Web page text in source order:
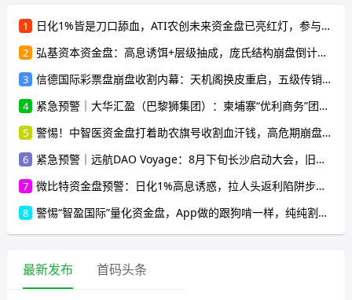
1 日化1%皆是刀口舔血，ATI农创未来资金盘已亮红灯，参与者速离！
2 弘基资本资金盘：高息诱饵+层级抽成，庞氏结构崩盘倒计时，受害者遍布全国
3 信德国际彩票盘崩盘收割内幕：天机阁换皮重启，五级传销骗局榨干散户，立即停手止损
4 紧急预警｜大华汇盈（巴黎狮集团）：柬埔寨“优利商务”团伙换壳第五弹，开盘一月单割50人，辉立期货、华融共创怎么崩的它就怎么崩
5 警惕！中智医资金盘打着助农旗号收割血汗钱，高危期崩盘在即，别再往里投一分钱
6 紧急预警｜远航DAO Voyage：8月下旬长沙启动大会，旧盘团队平移，RWA+大宗商品包装——又是庞氏滚盘的老剧本
7 微比特资金盘预警：日化1%高息诱惑，拉人头返利陷阱步步惊心，参与者速避
8 警惕“智盈国际”量化资金盘，App做的跟狗啃一样，纯纯割韭菜！
最新发布 首码头条